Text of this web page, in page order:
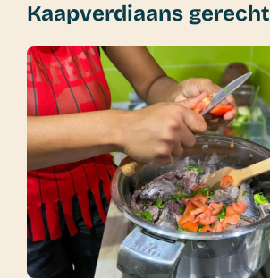
Kaapverdiaans gerecht